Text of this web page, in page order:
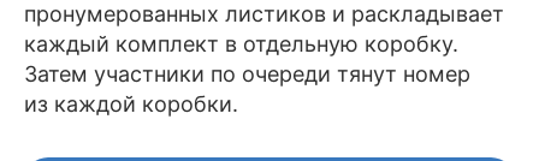
пронумерованных листиков и раскладывает
каждый комплект в отдельную коробку.
Затем участники по очереди тянут номер
из каждой коробки.